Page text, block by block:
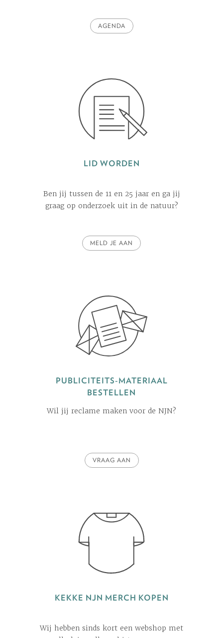
AGENDA
LID WORDEN
Ben jij tussen de 11 en 25 jaar en ga jij
graag op onderzoek uit in de natuur?
MELD JE AAN
PUBLICITEITS-MATERIAAL
BESTELLEN
Wil jij reclame maken voor de NJN?
VRAAG AAN
KEKKE NJN MERCH KOPEN
Wij hebben sinds kort een webshop met